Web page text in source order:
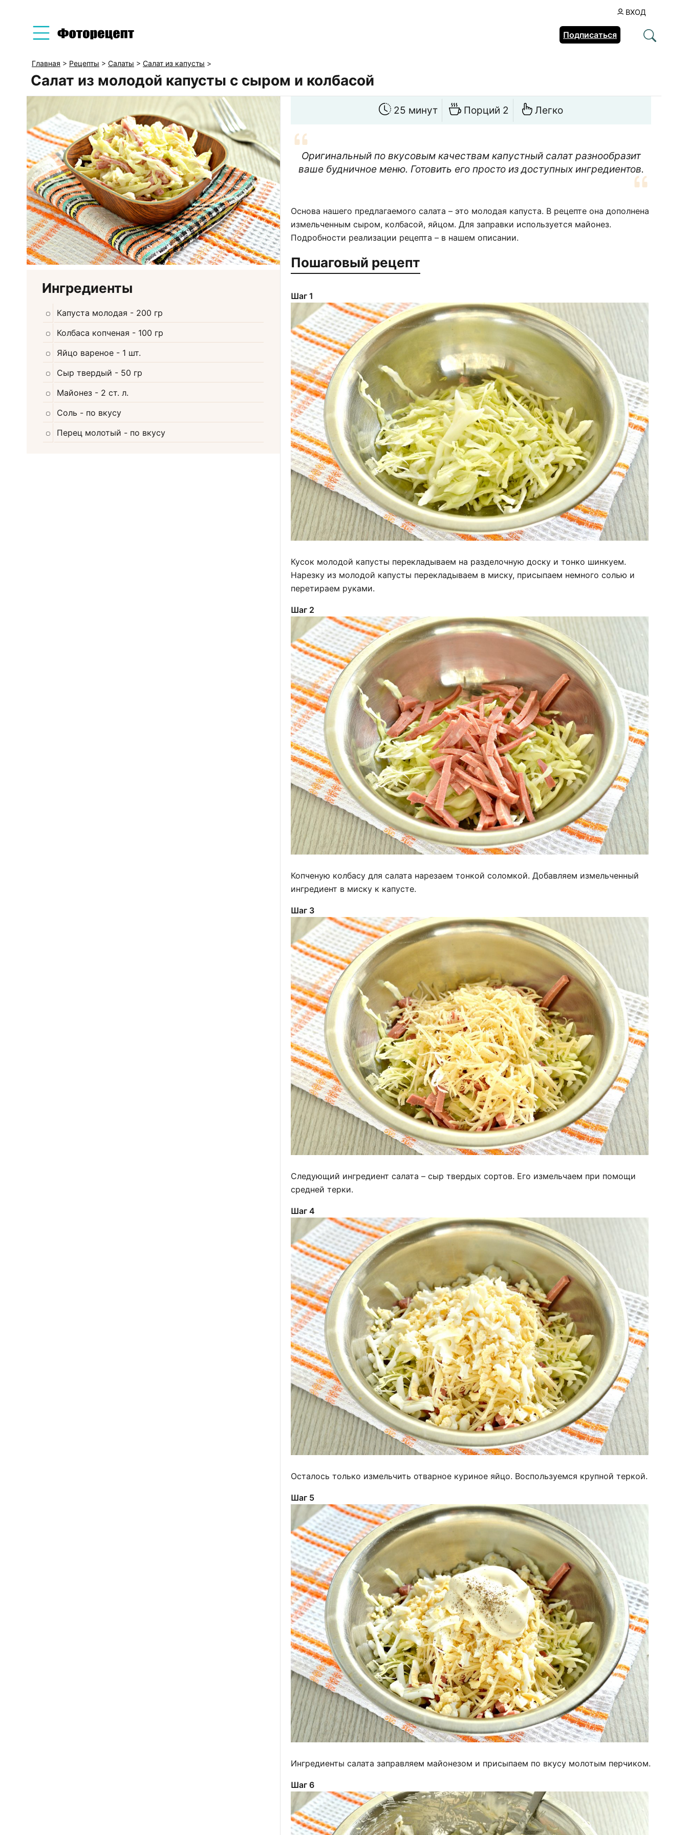
ВХОД
Подписаться
Главная > Рецепты > Салаты > Салат из капусты >
Салат из молодой капусты с сыром и колбасой
Ингредиенты
Капуста молодая - 200 гр
Колбаса копченая - 100 гр
Яйцо вареное - 1 шт.
Сыр твердый - 50 гр
Майонез - 2 ст. л.
Соль - по вкусу
Перец молотый - по вкусу
25 минут Порций 2 Легко
Оригинальный по вкусовым качествам капустный салат разнообразит
ваше будничное меню. Готовить его просто из доступных ингредиентов.
Основа нашего предлагаемого салата – это молодая капуста. В рецепте она дополнена
измельченным сыром, колбасой, яйцом. Для заправки используется майонез.
Подробности реализации рецепта – в нашем описании.
Пошаговый рецепт
Шаг 1
Кусок молодой капусты перекладываем на разделочную доску и тонко шинкуем.
Нарезку из молодой капусты перекладываем в миску, присыпаем немного солью и
перетираем руками.
Шаг 2
Копченую колбасу для салата нарезаем тонкой соломкой. Добавляем измельченный
ингредиент в миску к капусте.
Шаг 3
Следующий ингредиент салата – сыр твердых сортов. Его измельчаем при помощи
средней терки.
Шаг 4
Осталось только измельчить отварное куриное яйцо. Воспользуемся крупной теркой.
Шаг 5
Ингредиенты салата заправляем майонезом и присыпаем по вкусу молотым перчиком.
Шаг 6